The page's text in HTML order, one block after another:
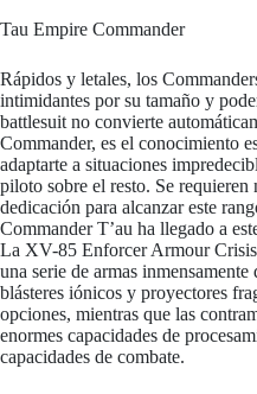
Tau Empire Commander
Rápidos y letales, los
intimidantes por su tamaño y
battlesuit no convierte
Commander, es el conocimiento
adaptarte a situaciones
piloto sobre el resto. Se requieren
dedicación para alcanzar este
Commander T’au ha llegado a
La XV-85 Enforcer Armour Crisis
una serie de armas
blásteres iónicos y proyectores
opciones, mientras que las
enormes capacidades de
capacidades de combate.